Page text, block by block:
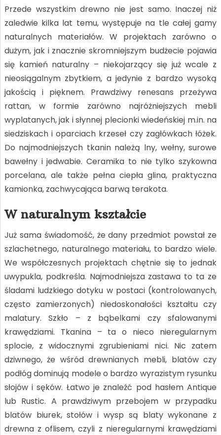
Przede wszystkim drewno nie jest samo. Inaczej niż
zaledwie kilka lat temu, występuje na tle całej gamy
naturalnych materiałów. W projektach zarówno o
dużym, jak i znacznie skromniejszym budżecie pojawia
się kamień naturalny – niekojarzący się już wcale z
nieosiągalnym zbytkiem, a jedynie z bardzo wysoką
jakością i pięknem. Prawdziwy renesans przeżywa
rattan, w formie zarówno najróżniejszych mebli
wyplatanych, jak i słynnej plecionki wiedeńskiej m.in. na
siedziskach i oparciach krzeseł czy zagłówkach łóżek.
Do najmodniejszych tkanin należą lny, wełny, surowe
bawełny i jedwabie. Ceramika to nie tylko szykowna
porcelana, ale także pełna ciepła glina, praktyczna
kamionka, zachwycająca barwą terakota.
W naturalnym kształcie
Już sama świadomość, że dany przedmiot powstał ze
szlachetnego, naturalnego materiału, to bardzo wiele.
We współczesnych projektach chętnie się to jednak
uwypukla, podkreśla. Najmodniejsza zastawa to ta ze
śladami ludzkiego dotyku w postaci (kontrolowanych,
często zamierzonych) niedoskonałości kształtu czy
malatury. Szkło – z bąbelkami czy sfalowanymi
krawędziami. Tkanina – ta o nieco nieregularnym
splocie, z widocznymi zgrubieniami nici. Nic zatem
dziwnego, że wśród drewnianych mebli, blatów czy
podłóg dominują modele o bardzo wyrazistym rysunku
słojów i sęków. Łatwo je znaleźć pod hasłem Antique
lub Rustic. A prawdziwym przebojem w przypadku
blatów biurek, stołów i wysp są blaty wykonane z
drewna z oflisem, czyli z nieregularnymi krawędziami